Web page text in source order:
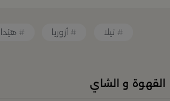
تيلا أزوريا هيْدا
القهوة و الشاي